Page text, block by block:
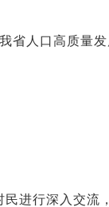
人口高质量发
进行深入交流